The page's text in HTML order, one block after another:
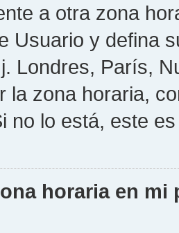
a otra zona
Usuario y defina
Londres, París,
la zona horaria,
no lo está, este
horaria en